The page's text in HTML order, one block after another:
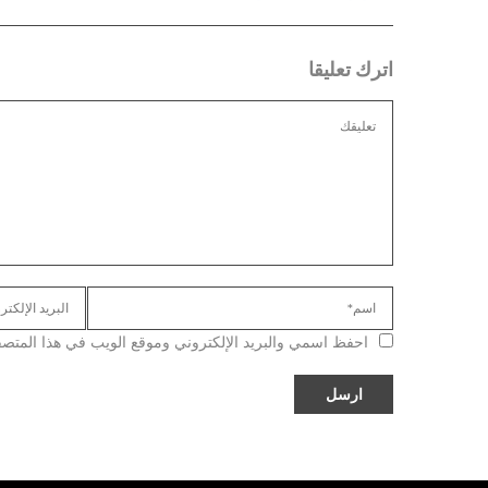
اترك تعليقا
احفظ اسمي والبريد الإلكتروني وموقع الويب في هذا